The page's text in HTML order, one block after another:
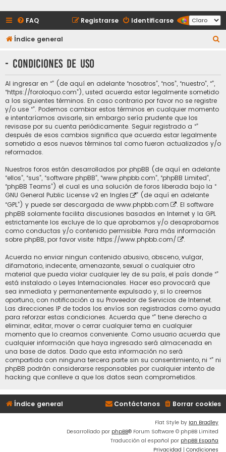
FAQ Identificarse
Registrarse
Índice general
c
- Condiciones de uso
Al ingresar en “” (de aquí en adelante “nosotros”, “nos”, “nuestro”, “”,
“https://foroloquo.com”), usted acuerda estar legalmente sometido
a los siguientes términos. En caso contrario por favor no se registre
y/o use “”. Podemos cambiar estos términos en cualquier momento
e intentaríamos avisarle, sin embargo sería prudente que los
revisase por su cuenta periódicamente. Seguir registrado a “”
después de esos cambios significa que acuerda estar legalmente
sometido a esos nuevos términos tal como fueron actualizados y/o
reformados.
Nuestros foros están desarrollados por phpBB (de aquí en adelante
“ellos”, “sus”, “software phpBB”, “www.phpbb.com”, “phpBB Limited”,
“phpBB Teams”) el cual es una solución de foros liberada bajo la “
GNU General Public License v2 en Ingles
” (de aquí en adelante
“GPL”) y puede ser descargada de www.phpbb.com
. El software
phpBB solamente facilita discusiones basadas en Internet y la GPL
estrictamente los excluye de lo que aprobamos y/o desaprobamos
como conductas y/o contenido permisible. Para más información
sobre phpBB, por favor visite: https://www.phpbb.com/ .
Acuerda no enviar ningun contenido abusivo, obsceno, vulgar,
difamatorio, indecente, amenazante, sexual o cualquier otro
material que pueda violar cualquier ley de su país, el país donde “”
está instalado o Leyes Internacionales. Hacer eso provocará que
sea inmediata y permanentemente expulsado y, si lo creemos
oportuno, con notificación a su Proveedor de Servicios de Internet.
Las direcciones IP de todos los envíos son registradas como ayuda
para reforzar estas condiciones. Acuerda que “” tiene derecho a
eliminar, editar, mover o cerrar cualquier tema en cualquier
momento que lo creamos conveniente. Como usuario acuerda que
cualquier información que haya ingresado será almacenada en
una base de datos. Dado que esta información no será
compartida con ninguna tercera parte sin su consentimiento, ni “” ni
phpBB podrán considerarse responsables por cualquier intento de
hacking que conlleve a que los datos sean comprometidos.
Índice general Borrar cookies
Contáctanos
Flat Style by Ian Bradley
Desarrollado por phpBB® Forum Software © phpBB Limited
Traducción al español por phpBB España
Privacidad | Condiciones